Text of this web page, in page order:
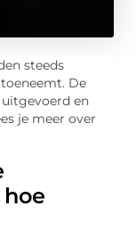
steeds
De
en
je meer over